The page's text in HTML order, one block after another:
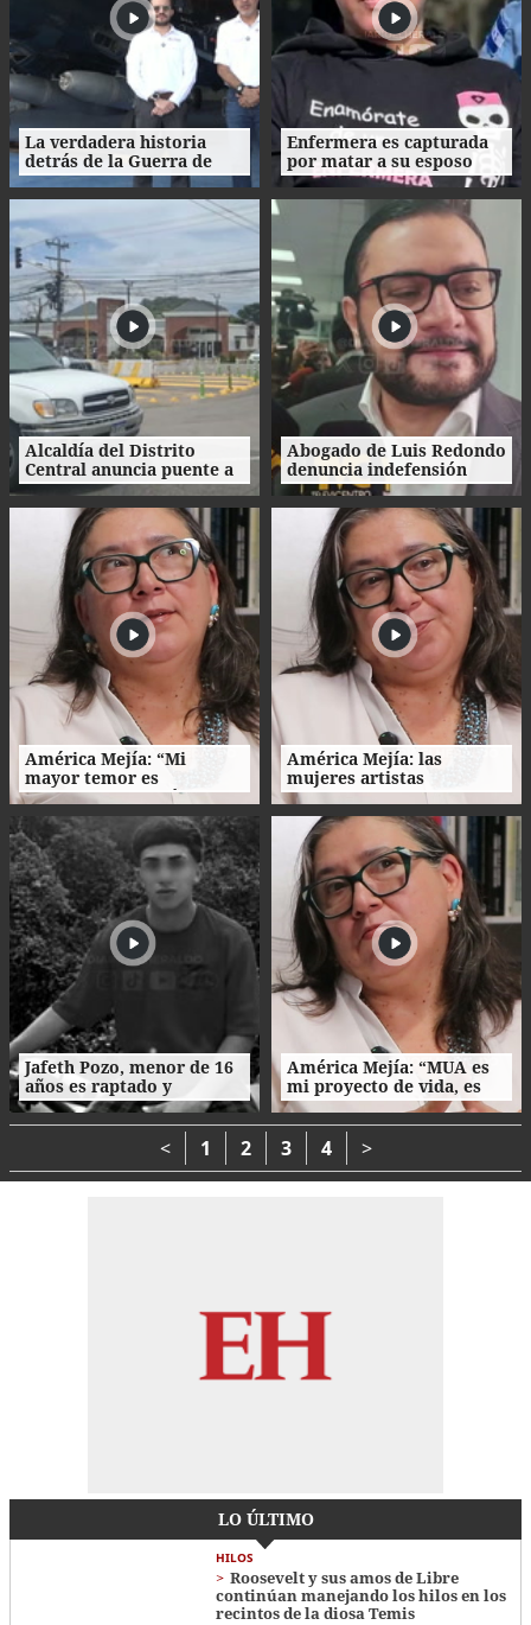
La verdadera historia
detrás de la Guerra de
1969: el mito de la
"Guerra del Fútbol"
Enfermera es capturada
por matar a su esposo
tras crimen de su amante
en Honduras
Alcaldía del Distrito
Central anuncia puente a
desnivel en Loarque para
2027
Abogado de Luis Redondo
denuncia indefensión
ante investigaciones
contra la extinta
Comisión Permanente
América Mejía: “Mi
mayor temor es
traicionarme a mí
misma"
América Mejía: las
mujeres artistas
enfrentan barreras entre
la creación, el trabajo y el
hogar
Jafeth Pozo, menor de 16
años es raptado y
asesinado tras cita en
Tegucigalpa
América Mejía: “MUA es
mi proyecto de vida, es
parte de mi esencia”
< 1 2 3 4 >
LO ÚLTIMO
HILOS
Roosevelt y sus amos de Libre
continúan manejando los hilos en los
recintos de la diosa Temis